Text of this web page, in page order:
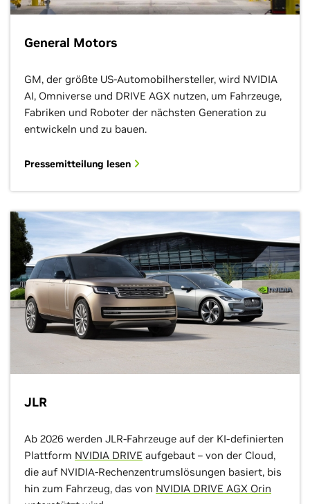
General Motors
GM, der größte US-Automobilhersteller, wird NVIDIA
AI, Omniverse und DRIVE AGX nutzen, um Fahrzeuge,
Fabriken und Roboter der nächsten Generation zu
entwickeln und zu bauen.
Pressemitteilung lesen
JLR
Ab 2026 werden JLR-Fahrzeuge auf der KI-definierten
Plattform NVIDIA DRIVE aufgebaut – von der Cloud,
die auf NVIDIA-Rechenzentrumslösungen basiert, bis
hin zum Fahrzeug, das von NVIDIA DRIVE AGX Orin